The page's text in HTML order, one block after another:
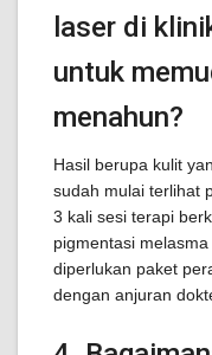
laser di
untuk
menahun?
Hasil berupa kulit
sudah mulai terlihat
3 kali sesi terapi
pigmentasi
diperlukan paket
dengan anjuran